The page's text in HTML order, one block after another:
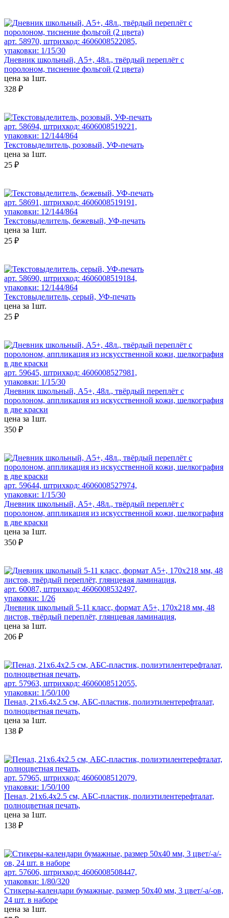
арт. 58970, штрихкод: 4606008522085,
упаковки: 1/15/30
Дневник школьный, А5+, 48л., твёрдый переплёт с
поролоном, тиснение фольгой (2 цвета)
цена за 1шт.
328 ₽
арт. 58694, штрихкод: 4606008519221,
упаковки: 12/144/864
Текстовыделитель, розовый, УФ-печать
цена за 1шт.
25 ₽
арт. 58691, штрихкод: 4606008519191,
упаковки: 12/144/864
Текстовыделитель, бежевый, УФ-печать
цена за 1шт.
25 ₽
арт. 58690, штрихкод: 4606008519184,
упаковки: 12/144/864
Текстовыделитель, серый, УФ-печать
цена за 1шт.
25 ₽
арт. 59645, штрихкод: 4606008527981,
упаковки: 1/15/30
Дневник школьный, А5+, 48л., твёрдый переплёт с
поролоном, аппликация из искусственной кожи, шелкография
в две краски
цена за 1шт.
350 ₽
арт. 59644, штрихкод: 4606008527974,
упаковки: 1/15/30
Дневник школьный, А5+, 48л., твёрдый переплёт с
поролоном, аппликация из искусственной кожи, шелкография
в две краски
цена за 1шт.
350 ₽
арт. 60087, штрихкод: 4606008532497,
упаковки: 1/26
Дневник школьный 5-11 класс, формат А5+, 170х218 мм, 48
листов, твёрдый переплёт, глянцевая ламинация,
цена за 1шт.
206 ₽
арт. 57963, штрихкод: 4606008512055,
упаковки: 1/50/100
Пенал, 21х6.4х2.5 см, АБС-пластик, полиэтилентерефталат,
полноцветная печать,
цена за 1шт.
138 ₽
арт. 57965, штрихкод: 4606008512079,
упаковки: 1/50/100
Пенал, 21х6.4х2.5 см, АБС-пластик, полиэтилентерефталат,
полноцветная печать,
цена за 1шт.
138 ₽
арт. 57606, штрихкод: 4606008508447,
упаковки: 1/80/320
Стикеры-календари бумажные, размер 50x40 мм, 3 цвет/-а/-ов,
24 шт. в наборе
цена за 1шт.